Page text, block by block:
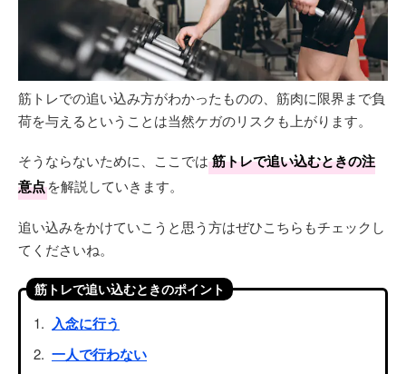
筋トレでの追い込み方がわかったものの、筋肉に限界まで負
荷を与えるということは当然ケガのリスクも上がります。
そうならないために、ここでは 筋トレで追い込むときの注
意点を解説していきます。
追い込みをかけていこうと思う方はぜひこちらもチェックし
てくださいね。
筋トレで追い込むときのポイント
入念に行う
一人で行わない